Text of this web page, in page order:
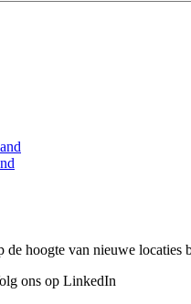
hoogte van nieuwe locaties
ons op LinkedIn